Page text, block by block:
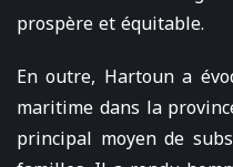
prospère et équitable.
En outre, Hartoun a
maritime dans la
principal moyen de